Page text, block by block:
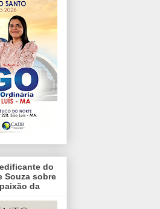
do
Souza sobre
da